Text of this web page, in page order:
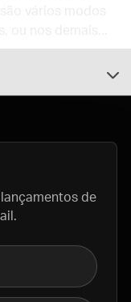
de